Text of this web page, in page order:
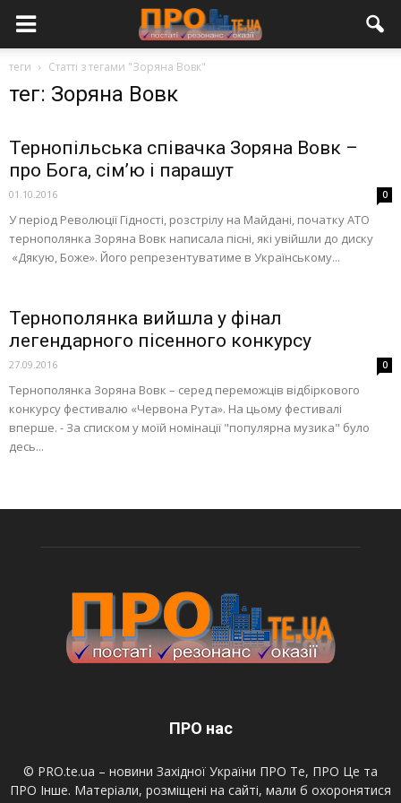
теги Статті з тегами "Зоряна Вовк"
тег: Зоряна Вовк
Тернопільська співачка Зоряна Вовк –
про Бога, сім’ю і парашут
01.10.2016 0
У період Революції Гідності, розстрілу на Майдані, початку АТО
тернополянка Зоряна Вовк написала пісні, які увійшли до диску
«Дякую, Боже». Його репрезентуватиме в Українському...
Тернополянка вийшла у фінал
легендарного пісенного конкурсу
27.09.2016 0
Тернополянка Зоряна Вовк – серед переможців відбіркового
конкурсу фестивалю «Червона Рута». На цьому фестивалі
вперше. - За списком у моїй номінації "популярна музика" було
десь...
ПРО нас
© PRO.te.ua – новини Західної України ПРО Те, ПРО Це та
ПРО Інше. Матеріали, розміщені на сайті, мали б охоронятися